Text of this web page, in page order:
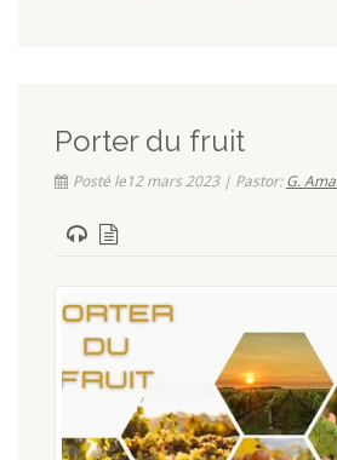
Porter du fruit
Posté le12 mars 2023 | Pastor:G.